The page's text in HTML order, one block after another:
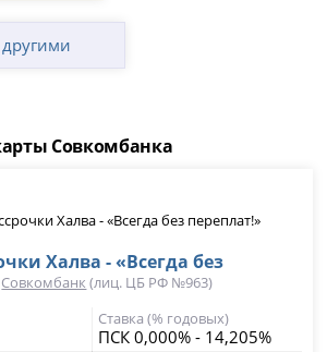
Совкомбанка
Халва - «Всегда без
Совкомбанк (лиц. ЦБ РФ №963)
Ставка (% годовых)
ПСК 0,000% - 14,205%